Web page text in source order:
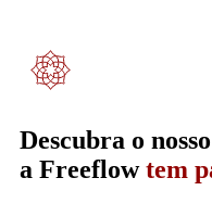
Descubra o
a Freeflowtem